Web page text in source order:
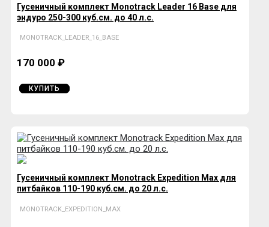
Гусеничный комплект Monotrack Leader 16 Base для
эндуро 250-300 куб.см. до 40 л.с.
MONOTRACK_LEADER_16_BASE
170 000 ₽
КУПИТЬ
Гусеничный комплект Monotrack Expedition Max для
питбайков 110-190 куб.см. до 20 л.с.
MONOTRACK_EXPEDITION_MAX